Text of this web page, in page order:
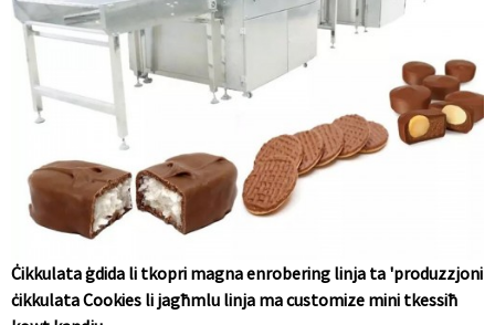
Ċikkulata ġdida li tkopri magna enrobering linja ta 'produzzjoni
ċikkulata Cookies li jagħmlu linja ma customize mini tkessiħ